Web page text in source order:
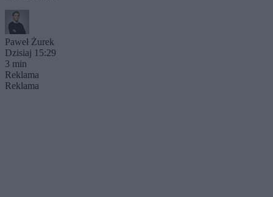
Paweł Żurek
Dzisiaj 15:29
3 min
Reklama
Reklama